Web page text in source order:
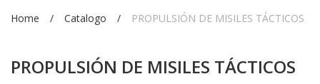
Home Catalogo PROPULSIÓN DE MISILES TÁCTICOS
PROPULSIÓN DE MISILES TÁCTICOS